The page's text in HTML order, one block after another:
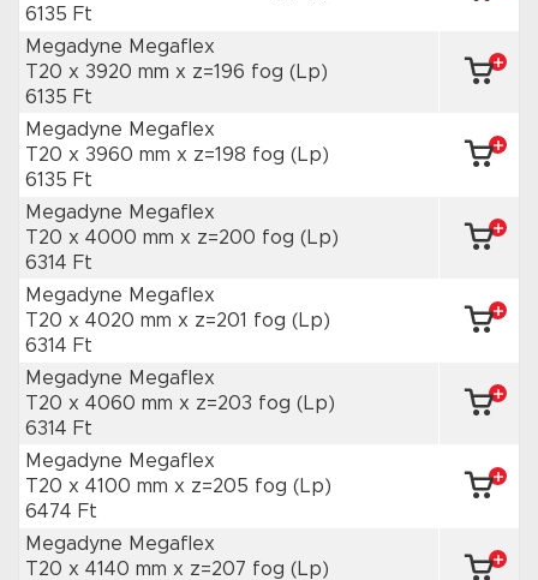
6135 Ft
Megadyne Megaflex
T20 x 3920 mm x z=196 fog (Lp)
6135 Ft
Megadyne Megaflex
T20 x 3960 mm x z=198 fog (Lp)
6135 Ft
Megadyne Megaflex
T20 x 4000 mm x z=200 fog (Lp)
6314 Ft
Megadyne Megaflex
T20 x 4020 mm x z=201 fog (Lp)
6314 Ft
Megadyne Megaflex
T20 x 4060 mm x z=203 fog (Lp)
6314 Ft
Megadyne Megaflex
T20 x 4100 mm x z=205 fog (Lp)
6474 Ft
Megadyne Megaflex
T20 x 4140 mm x z=207 fog (Lp)